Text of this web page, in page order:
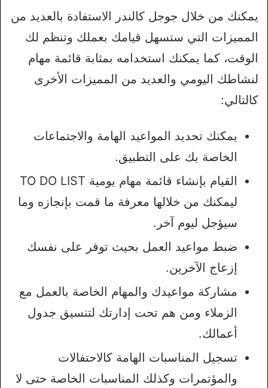
يمكنك من خلال جوجل كالندر الاستفادة بالعديد من
المميزات التي ستسهل قيامك بعملك وتنظم لك
الوقت، كما يمكنك استخدامه بمثابة قائمة مهام
لنشاطك اليومي والعديد من المميزات الأخرى
كالتالي:
يمكنك تحديد المواعيد الهامة والاجتماعات
الخاصة بك على التطبيق.
القيام بإنشاء قائمة مهام يومية TO DO LIST
ليمكنك من خلالها معرفة ما قمت بإنجازه وما
سيؤجل ليوم آخر.
ضبط مواعيد العمل بحيث توفر على نفسك
إزعاج الآخرين.
مشاركة مواعيدك والمهام الخاصة بالعمل مع
الزملاء ومن هم تحت إدارتك لتنسيق جدول
أعمالك.
تسجيل المناسبات الهامة كالاحتفالات
والمؤتمرات وكذلك المناسبات الخاصة حتى لا